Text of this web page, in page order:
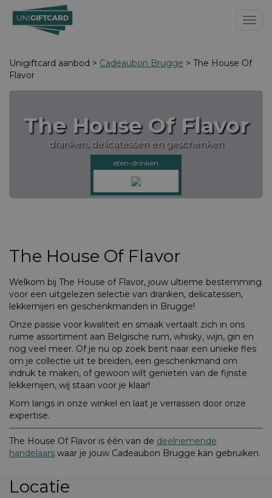
Unigiftcard aanbod > Cadeaubon Brugge > The House Of
Flavor
The House Of Flavor
dranken, delicatessen en geschenken
eten-drinken
The House Of Flavor
Welkom bij The House of Flavor, jouw ultieme bestemming
voor een uitgelezen selectie van dranken, delicatessen,
lekkernijen en geschenkmanden in Brugge!
Onze passie voor kwaliteit en smaak vertaalt zich in ons
ruime assortiment aan Belgische rum, whisky, wijn, gin en
nog veel meer. Of je nu op zoek bent naar een unieke fles
om je collectie uit te breiden, een geschenkmand om
indruk te maken, of gewoon wilt genieten van de fijnste
lekkernijen, wij staan voor je klaar!
Kom langs in onze winkel en laat je verrassen door onze
expertise.
The House Of Flavor is één van de deelnemende
handelaars waar je jouw Cadeaubon Brugge kan gebruiken.
Locatie